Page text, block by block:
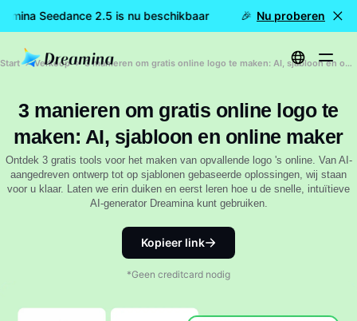
Seedance 2.5 is nu beschikbaar 🎉 Nieuw model
Nu proberen
Start Verkoop 3 manieren om gratis online logo te maken: AI, sjabloon en online maker
3 manieren om gratis online logo te
maken: AI, sjabloon en online maker
Ontdek 3 gratis tools voor het maken van opvallende logo 's online. Van AI-
aangedreven ontwerp tot op sjablonen gebaseerde oplossingen, wij staan
voor u klaar. Laten we erin duiken en eerst leren hoe u de snelle, intuïtieve
AI-generator Dreamina kunt gebruiken.
Kopieer link
*Geen creditcard nodig